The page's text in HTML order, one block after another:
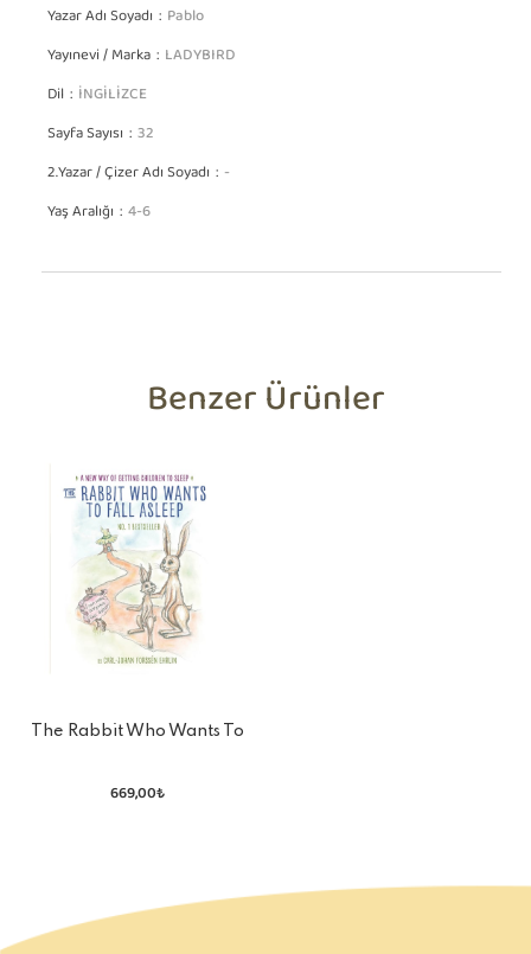
Yazar Adı Soyadı Pablo
Yayınevi / Marka LADYBIRD
Dil İNGİLİZCE
Sayfa Sayısı 32
2.Yazar / Çizer Adı Soyadı -
Yaş Aralığı 4-6
Benzer Ürünler
The Rabbit Who Wants To
669,00₺